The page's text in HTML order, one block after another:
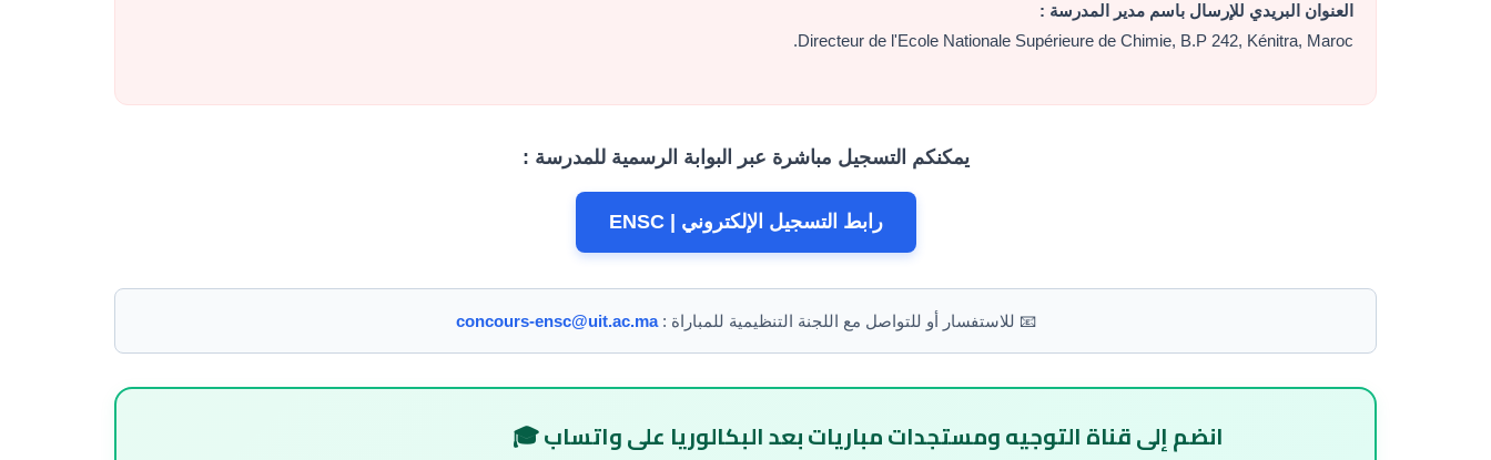
العنوان البريدي للإرسال باسم مدير المدرسة :
Directeur de l'Ecole Nationale Supérieure de Chimie, B.P 242, Kénitra, Maroc.
يمكنكم التسجيل مباشرة عبر البوابة الرسمية للمدرسة :
رابط التسجيل الإلكتروني | ENSC
📧 للاستفسار أو للتواصل مع اللجنة التنظيمية للمباراة :concours-ensc@uit.ac.ma
انضم إلى قناة التوجيه ومستجدات مباريات بعد البكالوريا على واتساب 🎓